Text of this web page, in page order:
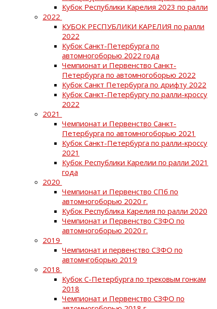
Кубок Республики Карелия 2023 по ралли
2022
КУБОК РЕСПУБЛИКИ КАРЕЛИЯ по ралли
2022
Кубок Санкт-Петербурга по
автомногоборью 2022 года
Чемпионат и Первенство Санкт-
Петербурга по автомногоборью 2022
Кубок Санкт Петербурга по дрифту 2022
Кубок Санкт-Петербургу по ралли-кроссу
2022
2021
Чемпионат и Первенство Санкт-
Петербурга по автомногоборью 2021
Кубок Санкт-Петербурга по ралли-кроссу
2021
Кубок Республики Карелии по ралли 2021
года
2020
Чемпионат и Первенство СПб по
автомногоборью 2020 г.
Кубок Республика Карелия по ралли 2020
Чемпионат и Первенство СЗФО по
автомногоборью 2020 г.
2019
Чемпионат и первенство СЗФО по
автомнгоборью 2019
2018
Кубок С-Петербурга по трековым гонкам
2018
Чемпионат и Первенство СЗФО по